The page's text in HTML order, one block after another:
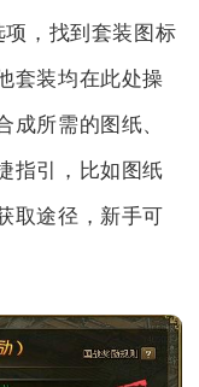
，找到套装图标
套装均在此处操
成所需的图纸、
指引，比如图纸
取途径，新手可